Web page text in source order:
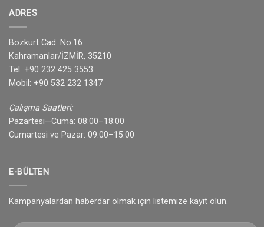
ADRES
Bozkurt Cad. No:16
Kahramanlar/İZMİR, 35210
Tel: +90 232 425 3553
Mobil: +90 532 232 1347
Çalışma Saatleri:
Pazartesi—Cuma: 08:00–18:00
Cumartesi ve Pazar: 09:00–15:00
E-BÜLTEN
Kampanyalardan haberdar olmak için listemize kayıt olun.